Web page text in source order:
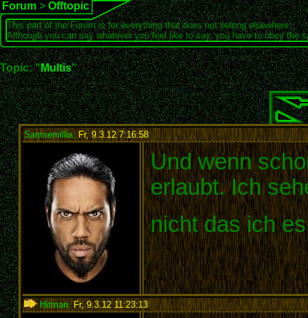
Forum > Offtopic
This part of the Forum is for everything that does not belong elsewhere.
Although you can say whatever you feel like to say, you have to obey the
Topic: "Multis"
Samsemillia, Fr, 9.3.12 7:16:58:
Und wenn
erlaubt. Ich
nicht das ich
Hitman,Fr, 9.3.12 11:23:13: